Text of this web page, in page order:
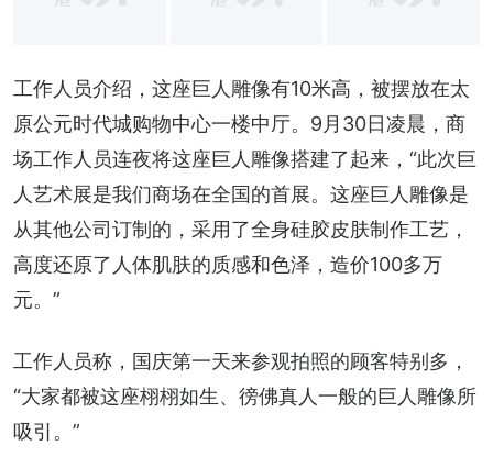
工作人员介绍，这座巨人雕像有10米高，被摆放在太
原公元时代城购物中心一楼中厅。9月30日凌晨，商
场工作人员连夜将这座巨人雕像搭建了起来，“此次巨
人艺术展是我们商场在全国的首展。这座巨人雕像是
从其他公司订制的，采用了全身硅胶皮肤制作工艺，
高度还原了人体肌肤的质感和色泽，造价100多万
元。”
工作人员称，国庆第一天来参观拍照的顾客特别多，
“大家都被这座栩栩如生、徬佛真人一般的巨人雕像所
吸引。”